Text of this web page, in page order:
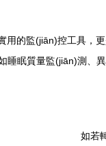
用的監(jiān)控工具，
睡眠質量監(jiān)測、
如若